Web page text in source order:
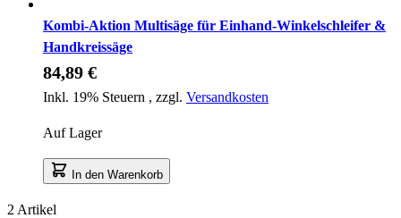
Kombi-Aktion Multisäge für Einhand-Winkelschleifer &
Handkreissäge
84,89 €
Inkl. 19% Steuern , zzgl. Versandkosten
Auf Lager
In den Warenkorb
2 Artikel